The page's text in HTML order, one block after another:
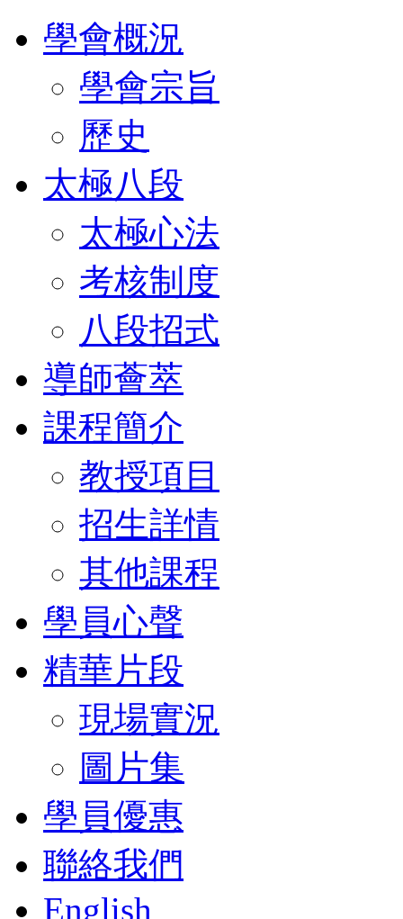
學會概況
學會宗旨
歷史
太極八段
太極心法
考核制度
八段招式
導師薈萃
課程簡介
教授項目
招生詳情
其他課程
學員心聲
精華片段
現場實況
圖片集
學員優惠
聯絡我們
English